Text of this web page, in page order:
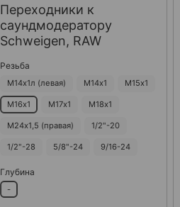
Переходники к
саундмодератору
Schweigen, RAW
Резьба
М14х1л (левая) М14х1 М15х1
М16х1 М17х1 М18х1
М24х1,5 (правая) 1/2"-20
1/2"-28 5/8"-24 9/16-24
Глубина
-